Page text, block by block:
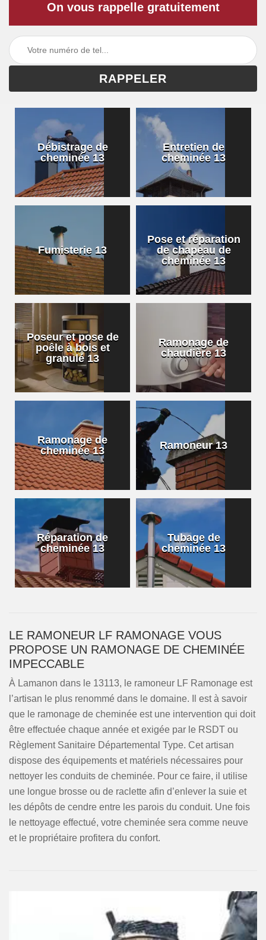
On vous rappelle gratuitement
Débistrage de
cheminée 13
Entretien de
cheminée 13
Fumisterie 13
Pose et réparation
de chapeau de
cheminée 13
Poseur et pose de
poêle à bois et
granulé 13
Ramonage de
chaudière 13
Ramonage de
cheminée 13
Ramoneur 13
Réparation de
cheminée 13
Tubage de
cheminée 13
LE RAMONEUR LF RAMONAGE VOUS
PROPOSE UN RAMONAGE DE CHEMINÉE
IMPECCABLE
À Lamanon dans le 13113, le ramoneur LF Ramonage est
l’artisan le plus renommé dans le domaine. Il est à savoir
que le ramonage de cheminée est une intervention qui doit
être effectuée chaque année et exigée par le RSDT ou
Règlement Sanitaire Départemental Type. Cet artisan
dispose des équipements et matériels nécessaires pour
nettoyer les conduits de cheminée. Pour ce faire, il utilise
une longue brosse ou de raclette afin d’enlever la suie et
les dépôts de cendre entre les parois du conduit. Une fois
le nettoyage effectué, votre cheminée sera comme neuve
et le propriétaire profitera du confort.